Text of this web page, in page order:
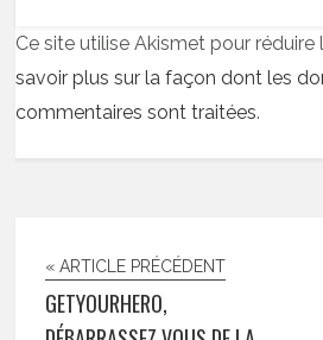
Ce site utilise Akismet pour réduire
savoir plus sur la façon dont les
commentaires sont traitées.
« ARTICLE PRÉCÉDENT
GETYOURHERO,